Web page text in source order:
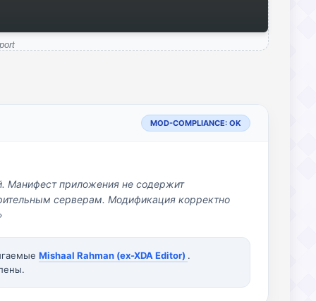
MOD-COMPLIANCE: OK
Манифест приложения не содержит
серверам. Модификация корректно
Mishaal Rahman (ex-XDA Editor) .